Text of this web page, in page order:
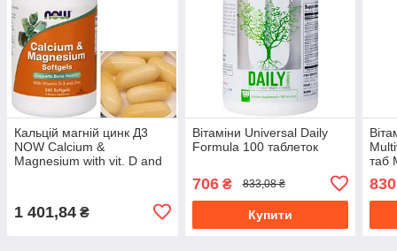
Кальцій магній цинк Д3
NOW Calcium &
Magnesium with vit. D and
1 401,84 ₴
Вітаміни Universal Daily
Formula 100 таблеток
706₴ 833,08 ₴
Купити
таб
830